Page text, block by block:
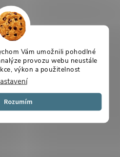
Vám umožnili pohodlné
provozu webu neustále
výkon a použitelnost
Souhlasím